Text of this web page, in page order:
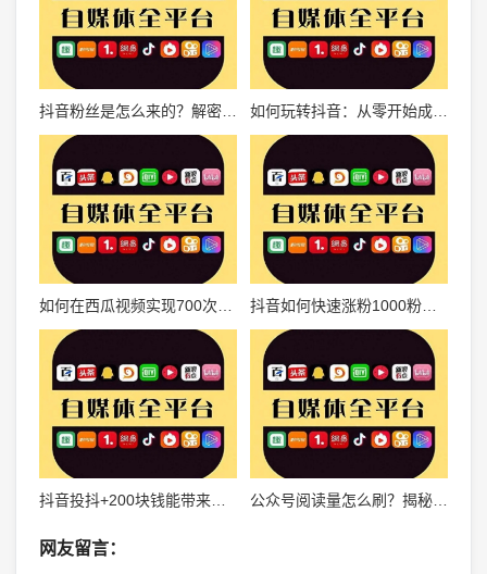
抖音粉丝是怎么来的？解密快速涨粉技巧！ 如何玩转抖音：从零开始成为短视频达人
抖音如何快速涨粉1000粉？实用策略全面解析！
抖音投抖+200块钱能带来多少粉丝？深度解析效果与策略！ 公众号阅读量怎么刷？揭秘迅速提升阅读量的实用方法
网友留言：